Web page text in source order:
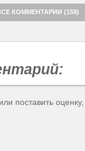
КОММЕНТАРИИ (159)
поставить